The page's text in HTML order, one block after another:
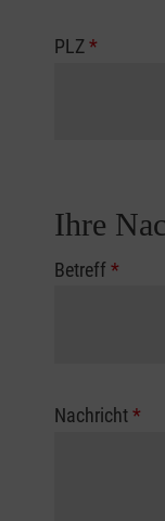
PLZ*
Ihre
Betreff*
Nachricht*